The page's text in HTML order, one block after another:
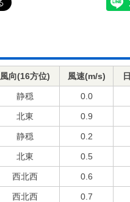
風向(16方位) 風速(m/s)
静穏 0.0
北東 0.9
静穏 0.2
北東 0.5
西北西 0.6
西北西 0.7